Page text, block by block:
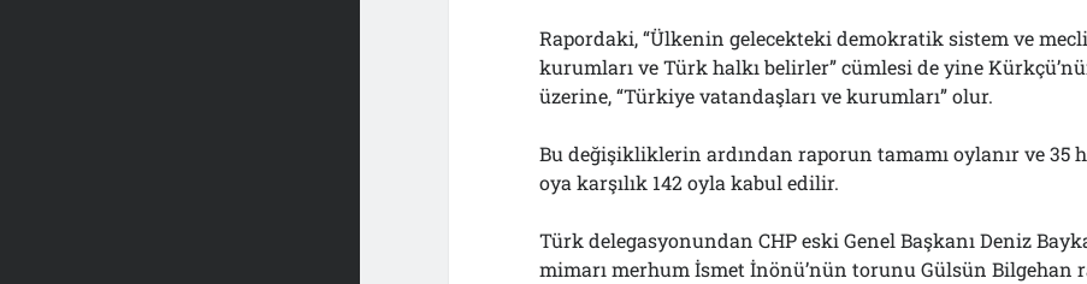
Rapordaki, “Ülkenin gelecekteki demokratik sistem ve
kurumları ve Türk halkı belirler” cümlesi de yine
üzerine, “Türkiye vatandaşları ve kurumları” olur.
Bu değişikliklerin ardından raporun tamamı oylanır ve 35
oya karşılık 142 oyla kabul edilir.
Türk delegasyonundan CHP eski Genel Başkanı Deniz
mimarı merhum İsmet İnönü’nün torunu Gülsün Bilgehan